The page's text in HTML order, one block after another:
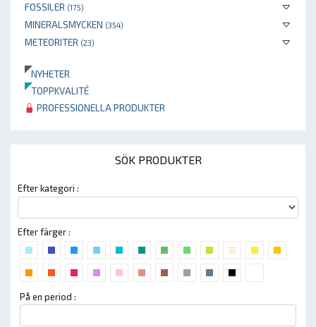
FOSSILER (175)
MINERALSMYCKEN (354)
METEORITER (23)
NYHETER
TOPPKVALITÉ
PROFESSIONELLA PRODUKTER
SÖK PRODUKTER
Efter kategori :
Efter färger :
På en period :